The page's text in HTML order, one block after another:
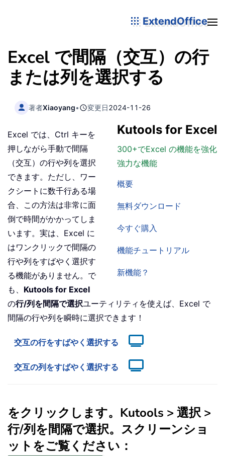
ExtendOffice
Excel で間隔（交互）の行
または列を選択する
著者Xiaoyang• 変更日2024-11-26
Kutools for Excel
300+でExcel の機能を強化
強力な機能
概要
無料ダウンロード
今すぐ購入
機能チュートリアル
新機能？
Excel では、Ctrl キーを
押しながら手動で間隔
（交互）の行や列を選択
できます。ただし、ワー
クシートに数千行ある場
合、この方法は非常に面
倒で時間がかかってしま
います。実は、Excel に
はワンクリックで間隔の
行や列をすばやく選択す
る機能がありません。で
も、 Kutools for Excel
の行/列を間隔で選択ユーティリティを使えば、Excel で
間隔の行や列を瞬時に選択できます！
交互の行をすばやく選択する
交互の列をすばやく選択する
をクリックします。 Kutools > 選択>
行/列を間隔で選択。スクリーンショ
ットをご覧ください：